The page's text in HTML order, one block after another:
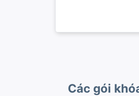
Các gói